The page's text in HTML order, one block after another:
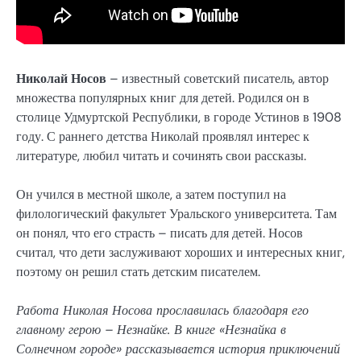
Николай Носов – известный советский писатель, автор
множества популярных книг для детей. Родился он в
столице Удмуртской Республики, в городе Устинов в 1908
году. С раннего детства Николай проявлял интерес к
литературе, любил читать и сочинять свои рассказы.
Он учился в местной школе, а затем поступил на
филологический факультет Уральского университета. Там
он понял, что его страсть – писать для детей. Носов
считал, что дети заслуживают хороших и интересных книг,
поэтому он решил стать детским писателем.
Работа Николая Носова прославилась благодаря его
главному герою – Незнайке. В книге «Незнайка в
Солнечном городе» рассказывается история приключений